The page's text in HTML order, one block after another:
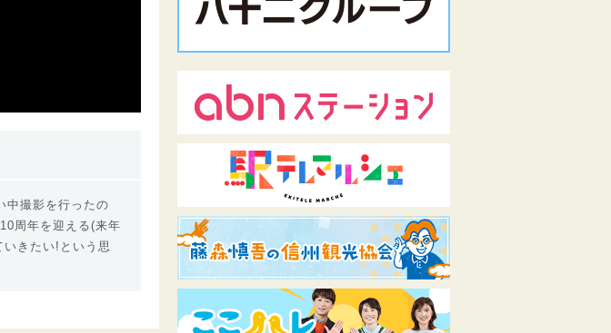
中撮影を行ったの
周年を迎える(来年
きたい!という思